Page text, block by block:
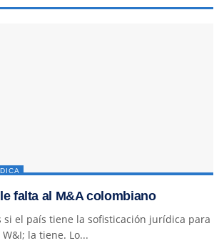
falta al M&A colombiano
si el país tiene la sofisticación jurídica para
la tiene. Lo...